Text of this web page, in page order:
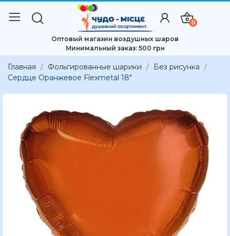
0
Оптовый магазин воздушных шаров
Минимальный заказ: 500 грн
Главная Фольгированные шарики
Без рисунка
Сердце Оранжевое Flexmetal 18"